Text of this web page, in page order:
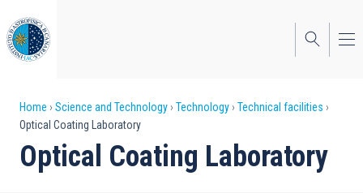
to
main
content
Breadcrumb
Home Science and Technology Technology
Technical facilities
Optical Coating Laboratory
Optical Coating Laboratory